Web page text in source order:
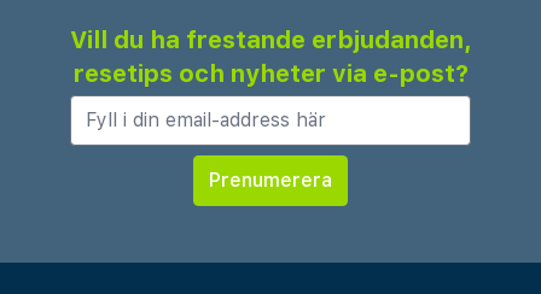
Vill du ha frestande erbjudanden,
resetips och nyheter via e-post?